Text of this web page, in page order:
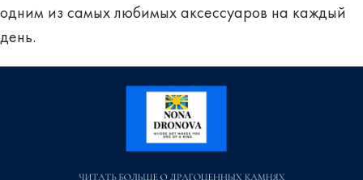
одним из самых любимых аксессуаров на каждый
день.